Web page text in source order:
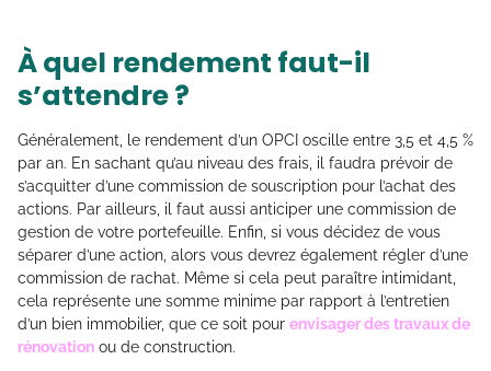
À quel rendement faut-il
s’attendre ?
Généralement, le rendement d’un OPCI oscille entre 3,5 et 4,5 %
par an. En sachant qu’au niveau des frais, il faudra prévoir de
s’acquitter d’une commission de souscription pour l’achat des
actions. Par ailleurs, il faut aussi anticiper une commission de
gestion de votre portefeuille. Enfin, si vous décidez de vous
séparer d’une action, alors vous devrez également régler d’une
commission de rachat. Même si cela peut paraître intimidant,
cela représente une somme minime par rapport à l’entretien
d’un bien immobilier, que ce soit pour envisager des travaux de
rénovation ou de construction.